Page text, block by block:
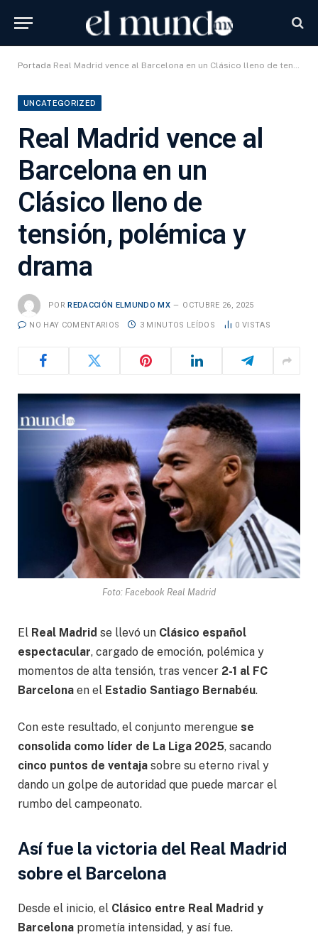
Portada Real Madrid vence al Barcelona en un Clásico lleno de tensión, polémica y drama
UNCATEGORIZED
Real Madrid vence al
Barcelona en un
Clásico lleno de
tensión, polémica y
drama
POR REDACCIÓN ELMUNDO MX OCTUBRE 26, 2025
NO HAY COMENTARIOS 3 MINUTOS LEÍDOS 0 VISTAS
Foto: Facebook Real Madrid
El Real Madrid se llevó un Clásico español
espectacular, cargado de emoción, polémica y
momentos de alta tensión, tras vencer 2-1 al FC
Barcelona en el Estadio Santiago Bernabéu.
Con este resultado, el conjunto merengue se
consolida como líder de La Liga 2025, sacando
cinco puntos de ventaja sobre su eterno rival y
dando un golpe de autoridad que puede marcar el
rumbo del campeonato.
Así fue la victoria del Real Madrid
sobre el Barcelona
Desde el inicio, el Clásico entre Real Madrid y
Barcelona prometía intensidad, y así fue.